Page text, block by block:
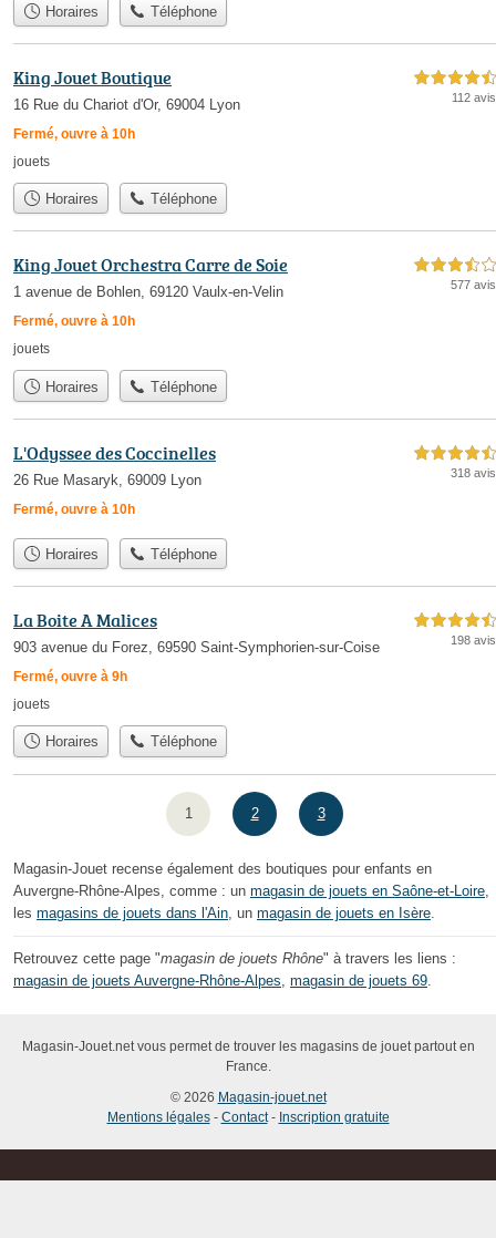
Horaires Téléphone
King Jouet Boutique
16 Rue du Chariot d'Or, 69004 Lyon
Fermé, ouvre à 10h
4,5 étoiles sur 5
112 avis
jouets
Horaires Téléphone
King Jouet Orchestra Carre de Soie
1 avenue de Bohlen, 69120 Vaulx-en-Velin
Fermé, ouvre à 10h
3,5 étoiles sur 5
577 avis
jouets
Horaires Téléphone
L'Odyssee des Coccinelles
26 Rue Masaryk, 69009 Lyon
Fermé, ouvre à 10h
4,5 étoiles sur 5
318 avis
Horaires Téléphone
La Boite A Malices
903 avenue du Forez, 69590 Saint-Symphorien-sur-Coise
Fermé, ouvre à 9h
4,5 étoiles sur 5
198 avis
jouets
Horaires Téléphone
1 2 3
Magasin-Jouet recense également des boutiques pour enfants en
Auvergne-Rhône-Alpes, comme : un magasin de jouets en Saône-et-Loire
les magasins de jouets dans l'Ain , un magasin de jouets en Isère
Retrouvez cette page "magasin de jouets Rhône" à travers les liens :
magasin de jouets Auvergne-Rhône-Alpes magasin de jouets 69
Magasin-Jouet.net vous permet de trouver les magasins de jouet partout en
France.
© 2026 Magasin-jouet.net
Mentions légales- Contact- Inscription gratuite